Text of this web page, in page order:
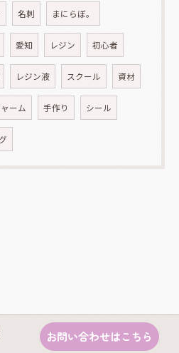
名刺 まにらぼ。
愛知 レジン 初心者
レジン液 スクール 資材
ーム 手作り シール
お問い合わせはこちら